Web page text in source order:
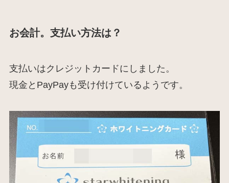
お会計。支払い方法は？
支払いはクレジットカードにしました。
現金とPayPayも受け付けているようです。